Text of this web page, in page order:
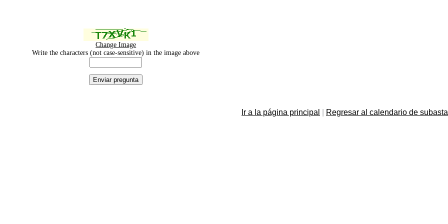
Change Image
Write the characters (not case-sensitive) in the image above
Ir a la página principal Regresar al calendario de